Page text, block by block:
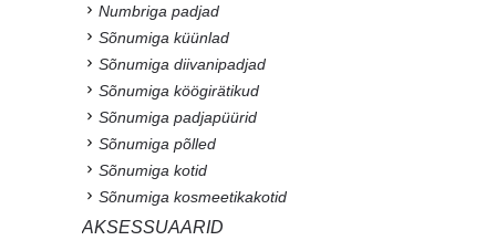
Numbriga padjad
Sõnumiga küünlad
Sõnumiga diivanipadjad
Sõnumiga köögirätikud
Sõnumiga padjapüürid
Sõnumiga põlled
Sõnumiga kotid
Sõnumiga kosmeetikakotid
AKSESSUAARID